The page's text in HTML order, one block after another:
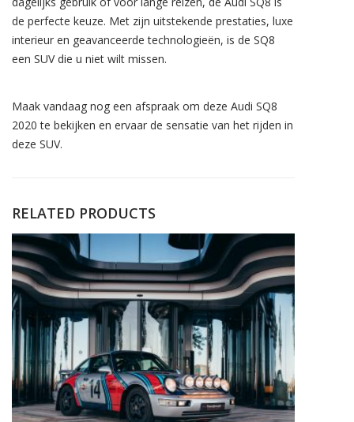
de perfecte keuze. Met zijn uitstekende prestaties, luxe
interieur en geavanceerde technologieën, is de SQ8
een SUV die u niet wilt missen.
Maak vandaag nog een afspraak om deze Audi SQ8
2020 te bekijken en ervaar de sensatie van het rijden in
deze SUV.
RELATED PRODUCTS